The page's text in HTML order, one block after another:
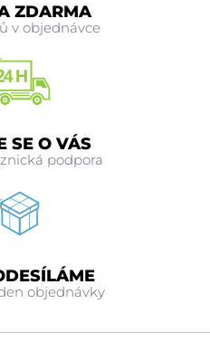
ZDARMA
v objednávce
SE O VÁS
podpora
objednávky